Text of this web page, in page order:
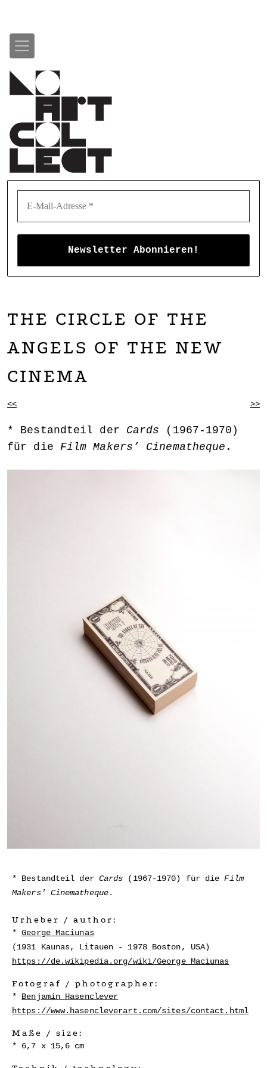
THE CIRCLE OF THE
ANGELS OF THE NEW
CINEMA
BEITRAGSNAVIGATION
<< >>
Bestandteil der Cards (1967-1970)
für die Film Makers’ Cinematheque .
Bestandteil der Cards (1967-1970) für dieFilm
Makers' Cinematheque.
Urheber / author:
George Maciunas
(1931 Kaunas, Litauen - 1978 Boston, USA)
https://de.wikipedia.org/wiki/George_Maciunas
Fotograf / photographer:
Benjamin Hasenclever
https://www.hasencleverart.com/sites/contact.html
Maße / size:
6,7 x 15,6 cm